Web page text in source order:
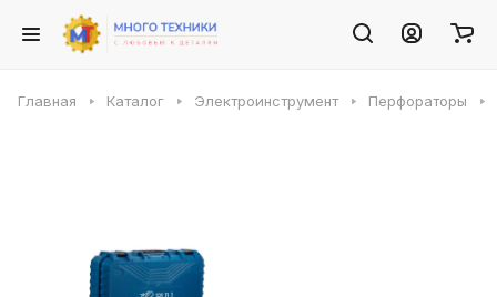
Главная Каталог Электроинструмент Перфораторы